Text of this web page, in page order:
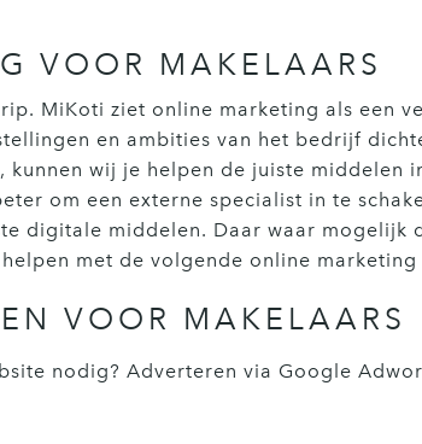
VOOR MAKELAARS
MiKoti ziet online marketing als een
en ambities van het bedrijf
kunnen wij je helpen de juiste
om een externe specialist in te
digitale middelen. Daar waar mogelijk
met de volgende online marketing
VOOR MAKELAARS
nodig? Adverteren via Google